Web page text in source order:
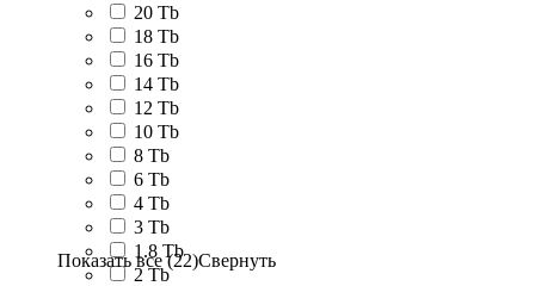
20 Tb
18 Tb
16 Tb
14 Tb
12 Tb
10 Tb
8 Tb
6 Tb
4 Tb
3 Tb
1.8 Tb
2 Tb
Показать все (22)Свернуть